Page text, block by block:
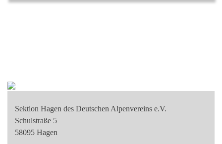
Sektion Hagen des Deutschen Alpenvereins e.V.
Schulstraße 5
58095 Hagen